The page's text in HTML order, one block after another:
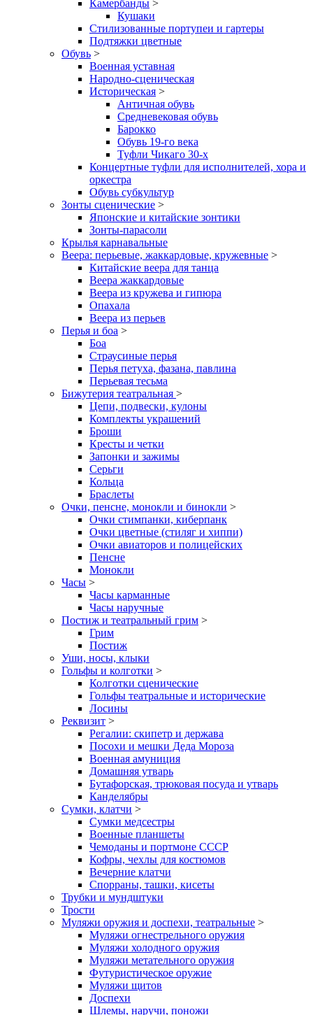
Камербанды >
Кушаки
Стилизованные портупеи и гартеры
Подтяжки цветные
Обувь >
Военная уставная
Народно-сценическая
Историческая >
Античная обувь
Средневековая обувь
Барокко
Обувь 19-го века
Туфли Чикаго 30-х
Концертные туфли для исполнителей, хора и
оркестра
Обувь субкультур
Зонты сценические >
Японские и китайские зонтики
Зонты-парасоли
Крылья карнавальные
Веера: перьевые, жаккардовые, кружевные >
Китайские веера для танца
Веера жаккардовые
Веера из кружева и гипюра
Опахала
Веера из перьев
Перья и боа >
Боа
Страусиные перья
Перья петуха, фазана, павлина
Перьевая тесьма
Бижутерия театральная >
Цепи, подвески, кулоны
Комплекты украшений
Броши
Кресты и четки
Запонки и зажимы
Серьги
Кольца
Браслеты
Очки, пенсне, монокли и бинокли >
Очки стимпанки, киберпанк
Очки цветные (стиляг и хиппи)
Очки авиаторов и полицейских
Пенсне
Монокли
Часы >
Часы карманные
Часы наручные
Постиж и театральный грим >
Грим
Постиж
Уши, носы, клыки
Гольфы и колготки >
Колготки сценические
Гольфы театральные и исторические
Лосины
Реквизит >
Регалии: скипетр и держава
Посохи и мешки Деда Мороза
Военная амуниция
Домашняя утварь
Бутафорская, трюковая посуда и утварь
Канделябры
Сумки, клатчи >
Сумки медсестры
Военные планшеты
Чемоданы и портмоне СССР
Кофры, чехлы для костюмов
Вечерние клатчи
Спорраны, ташки, кисеты
Трубки и мундштуки
Трости
Муляжи оружия и доспехи, театральные >
Муляжи огнестрельного оружия
Муляжи холодного оружия
Муляжи метательного оружия
Футуристическое оружие
Муляжи щитов
Доспехи
Шлемы, наручи, поножи